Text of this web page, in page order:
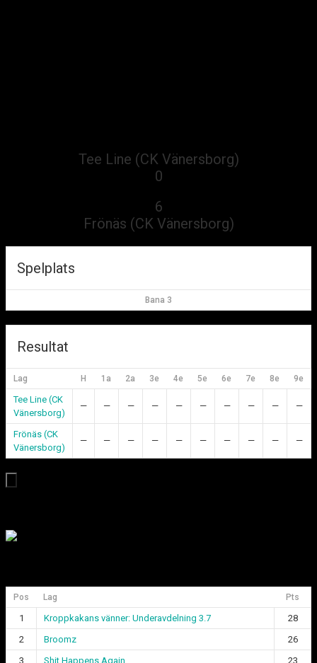
Tee Line (CK Vänersborg)
0
6
Frönäs (CK Vänersborg)
Spelplats
Bana 3
Resultat
Lag H 1a 2a 3e 4e 5e 6e 7e 8e 9e
Tee Line (CK
Vänersborg)
— — — — — — — — — —
Frönäs (CK
Vänersborg)
— — — — — — — — — —
Pos Lag Pts
1 Kroppkakans vänner: Underavdelning 3.7
28
2
Broomz
26
3
Shit Happens Again
23